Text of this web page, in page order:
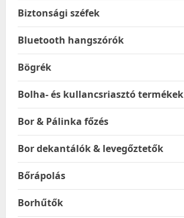
Biztonsági széfek
Bluetooth hangszórók
Bögrék
Bolha- és kullancsriasztó termékek
Bor & Pálinka főzés
Bor dekantálók & levegőztetők
Bőrápolás
Borhűtők